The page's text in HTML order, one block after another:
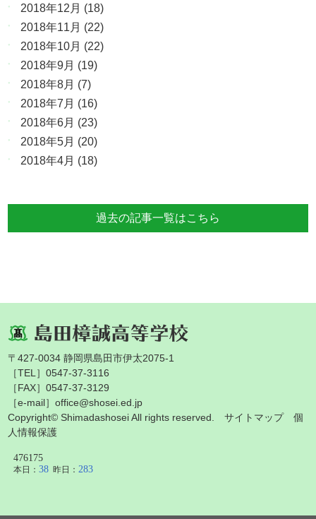
2018年12月 (18)
2018年11月 (22)
2018年10月 (22)
2018年9月 (19)
2018年8月 (7)
2018年7月 (16)
2018年6月 (23)
2018年5月 (20)
2018年4月 (18)
過去の記事一覧はこちら
〒427-0034 静岡県島田市伊太2075-1
［TEL］0547-37-3116
［FAX］0547-37-3129
［e-mail］office@shosei.ed.jp
Copyright© Shimadashosei All rights reserved.サイトマップ
個
人情報保護